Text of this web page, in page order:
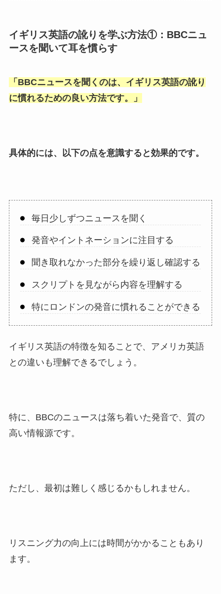
イギリス英語の訛りを学ぶ方法①：BBCニュ
ースを聞いて耳を慣らす
「 BBCニュースを聞くのは、イギリス英語の訛り
に慣れるための良い方法です。
」
具体的には、以下の点を意識すると効果的です。
毎日少しずつニュースを聞く
発音やイントネーションに注目する
聞き取れなかった部分を繰り返し確認する
スクリプトを見ながら内容を理解する
特にロンドンの発音に慣れることができる
イギリス英語の特徴を知ることで、アメリカ英語
との違いも理解できるでしょう。
特に、BBCのニュースは落ち着いた発音で、質の
高い情報源です。
ただし、最初は難しく感じるかもしれません。
リスニング力の向上には時間がかかることもあり
ます。